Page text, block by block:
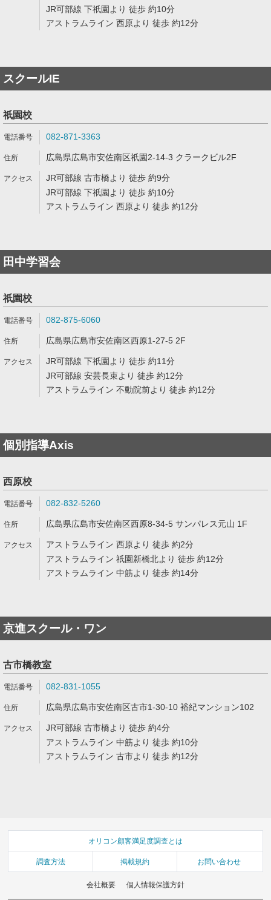
JR可部線 下祇園より 徒歩 約10分
アストラムライン 西原より 徒歩 約12分
スクールIE
祇園校
082-871-3363
広島県広島市安佐南区祇園2-14-3 クラークビル2F
JR可部線 古市橋より 徒歩 約9分
JR可部線 下祇園より 徒歩 約10分
アストラムライン 西原より 徒歩 約12分
田中学習会
祇園校
082-875-6060
広島県広島市安佐南区西原1-27-5 2F
JR可部線 下祇園より 徒歩 約11分
JR可部線 安芸長束より 徒歩 約12分
アストラムライン 不動院前より 徒歩 約12分
個別指導Axis
西原校
082-832-5260
広島県広島市安佐南区西原8-34-5 サンパレス元山 1F
アストラムライン 西原より 徒歩 約2分
アストラムライン 祇園新橋北より 徒歩 約12分
アストラムライン 中筋より 徒歩 約14分
京進スクール・ワン
古市橋教室
082-831-1055
広島県広島市安佐南区古市1-30-10 裕紀マンション102
JR可部線 古市橋より 徒歩 約4分
アストラムライン 中筋より 徒歩 約10分
アストラムライン 古市より 徒歩 約12分
オリコン顧客満足度調査とは
調査方法 掲載規約 お問い合わせ
会社概要 個人情報保護方針